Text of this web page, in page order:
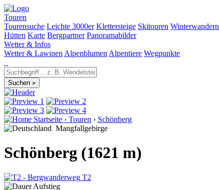
Touren
Tourensuche Leichte 3000er Klettersteige Skitouren Winterwandern
Hütten Karte Bergpartner Panoramabilder
Wetter & Infos
Wetter & Lawinen Alpenblumen Alpentiere Wegpunkte
Startseite › Touren › Schönberg
Mangfallgebirge
Schönberg (1621 m)
T2